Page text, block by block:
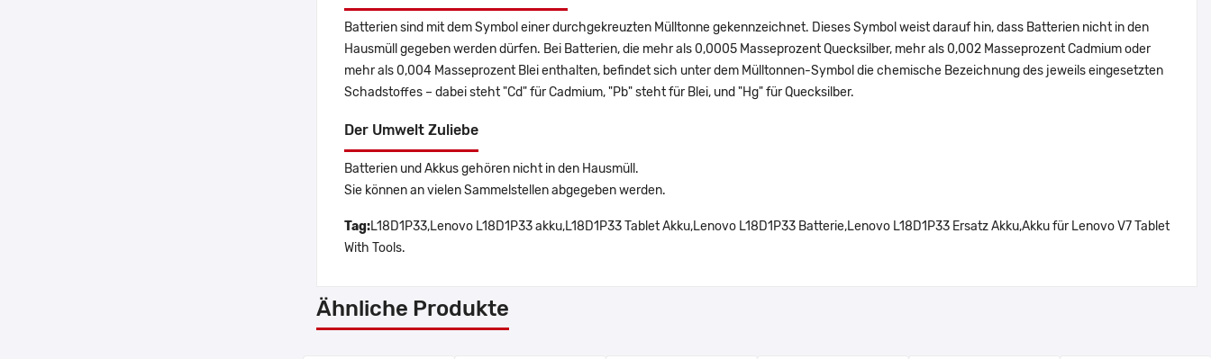
Batterien sind mit dem Symbol einer durchgekreuzten Mülltonne gekennzeichnet. Dieses Symbol weist darauf hin, dass Batterien nicht in den
Hausmüll gegeben werden dürfen. Bei Batterien, die mehr als 0,0005 Masseprozent Quecksilber, mehr als 0,002 Masseprozent Cadmium oder
mehr als 0,004 Masseprozent Blei enthalten, befindet sich unter dem Mülltonnen-Symbol die chemische Bezeichnung des jeweils eingesetzten
Schadstoffes – dabei steht "Cd" für Cadmium, "Pb" steht für Blei, und "Hg" für Quecksilber.
Der Umwelt Zuliebe
Batterien und Akkus gehören nicht in den Hausmüll.
Sie können an vielen Sammelstellen abgegeben werden.
Tag:L18D1P33,Lenovo L18D1P33 akku,L18D1P33 Tablet Akku,Lenovo L18D1P33 Batterie,Lenovo L18D1P33 Ersatz Akku,Akku für Lenovo V7 Tablet
With Tools.
Ähnliche Produkte